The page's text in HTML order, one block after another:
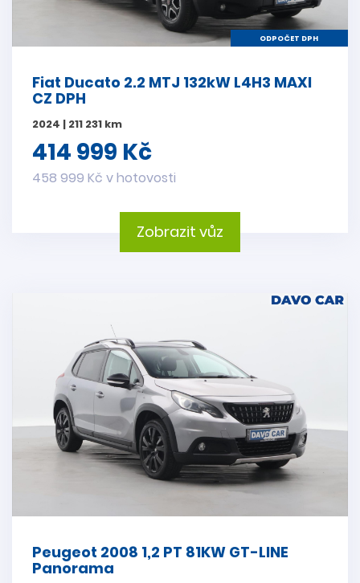
ODPOČET DPH
Fiat Ducato 2.2 MTJ 132kW L4H3 MAXI
CZ DPH
2024 | 211 231 km
414 999 Kč
458 999 Kč v hotovosti
Zobrazit vůz
Peugeot 2008 1,2 PT 81KW GT-LINE
Panorama